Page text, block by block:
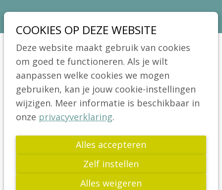
COOKIES OP DEZE WEBSITE
Deze website maakt gebruik van cookies
om goed te functioneren. Als je wilt
aanpassen welke cookies we mogen
gebruiken, kan je jouw cookie-instellingen
wijzigen. Meer informatie is beschikbaar in
onze privacyverklaring.
Alles accepteren
Zelf instellen
Alles weigeren
over
Spring
naar
de
navigatie
Spring
de
inhoud
Jong!
Actua
Nieuws
Bijeenkomsten
Voorbije activiteiten
Publicaties
Wetenschap
Glutenvrij leven